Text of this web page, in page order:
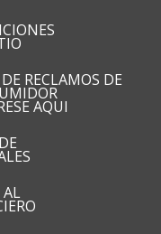
RECLAMOS DE
AQUI